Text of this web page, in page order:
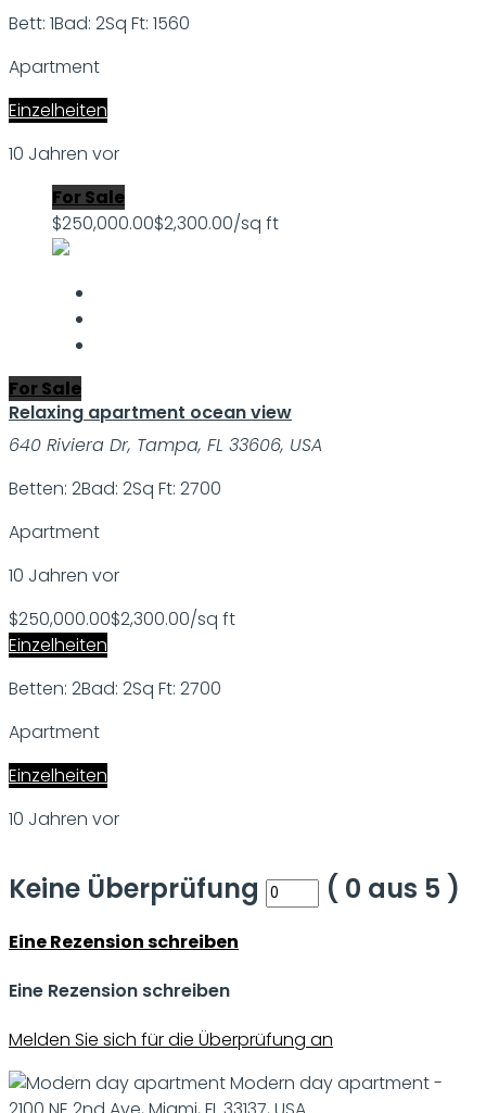
Bett: 1Bad: 2Sq Ft: 1560
Apartment
Einzelheiten
10 Jahren vor
For Sale
$250,000.00$2,300.00/sq ft
For Sale
Relaxing apartment ocean view
640 Riviera Dr, Tampa, FL 33606, USA
Betten: 2Bad: 2Sq Ft: 2700
Apartment
10 Jahren vor
$250,000.00$2,300.00/sq ft
Einzelheiten
Betten: 2Bad: 2Sq Ft: 2700
Apartment
Einzelheiten
10 Jahren vor
Keine Überprüfung ( 0 aus 5 )
Eine Rezension schreiben
Eine Rezension schreiben
Melden Sie sich für die Überprüfung an
Modern day apartment -